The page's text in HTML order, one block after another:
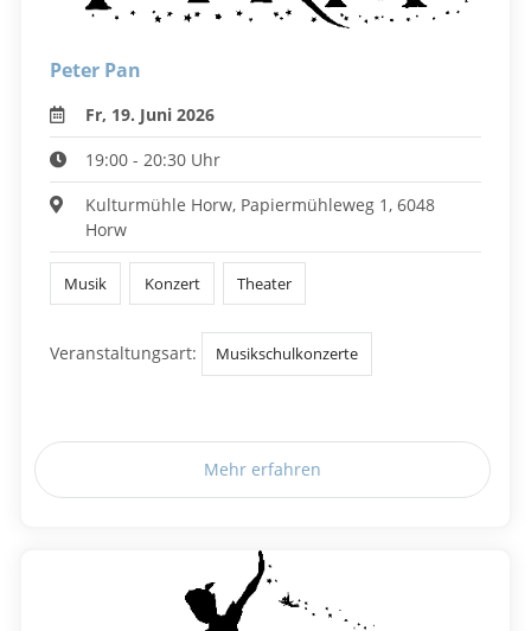
Peter Pan
Fr, 19. Juni 2026
19:00 - 20:30 Uhr
Kulturmühle Horw, Papiermühleweg 1, 6048
Horw
Musik Konzert Theater
Veranstaltungsart: Musikschulkonzerte
Mehr erfahren